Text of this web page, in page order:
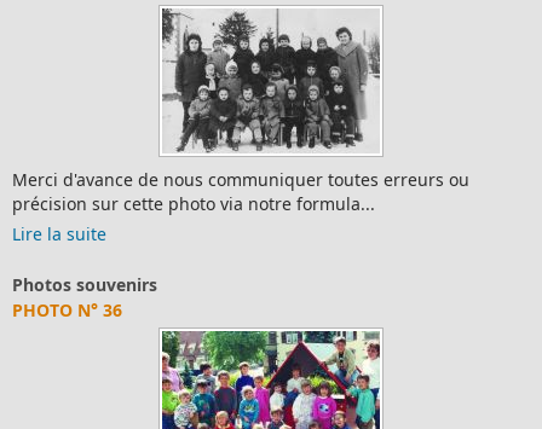
Merci d'avance de nous communiquer toutes erreurs ou
précision sur cette photo via notre formula...
Lire la suite
Photos souvenirs
PHOTO N° 36